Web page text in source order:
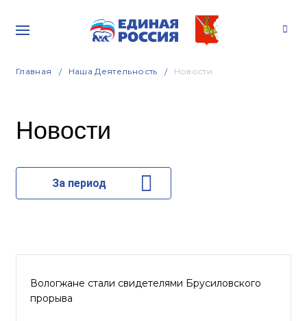
Главная Наша Деятельность Новости
Новости
За период
Вологжане стали свидетелями Брусиловского
прорыва